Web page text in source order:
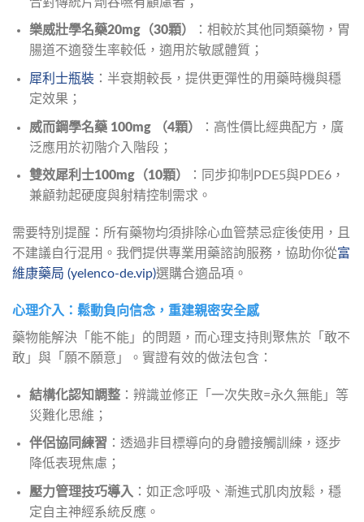
樂威壯學名藥20mg（30顆）
：相較於其他同類藥物，胃
腸道不適發生率較低，適用於敏感體質；
犀利士瓶裝：半衰期較長，提供更彈性的用藥時機與穩
定效果；
威而鋼學名藥 100mg （4顆）
：高性價比經典配方，廣
泛應用於初階介入階段；
雙效犀利士100mg（10顆）
：同步抑制PDE5與PDE6，
兼顧勃起硬度與射精控制需求。
需要特別提醒：所有藥物均須排除心血管禁忌症後使用，且
不建議自行混用。我們提供專業用藥諮詢服務，協助你從富
維康藥局 (yelenco-de.vip)選購合適品項。
心理介入：鬆動負向信念，重建親密安全感
藥物能解決「能不能」的問題，而心理支持則聚焦於「敢不
敢」與「願不願意」。實證有效的做法包含：
結構化認知調整：辨識並修正「一次失敗=永久無能」等
災難化思維；
伴侶協同練習 ：透過非目標導向的身體接觸訓練，逐步
降低表現焦慮；
壓力管理技巧導入 ：如正念呼吸、漸進式肌肉放鬆，穩
定自主神經系統反應。